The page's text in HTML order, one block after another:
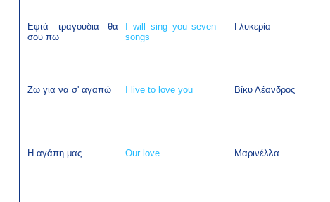
Εφτά τραγούδια θα
σου πω
I will sing you seven
songs
Γλυκερία
Ζω για να σ' αγαπώ I live to love you Βίκυ Λέανδρος
Η αγάπη μας Our love Μαρινέλλα